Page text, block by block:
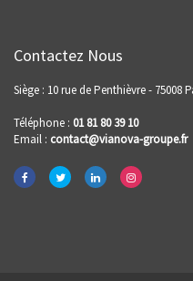
Contactez Nous
Siège : 10 rue de Penthièvre - 75008
Téléphone : 01 81 80 39 10
Email : contact@vianova-groupe.fr